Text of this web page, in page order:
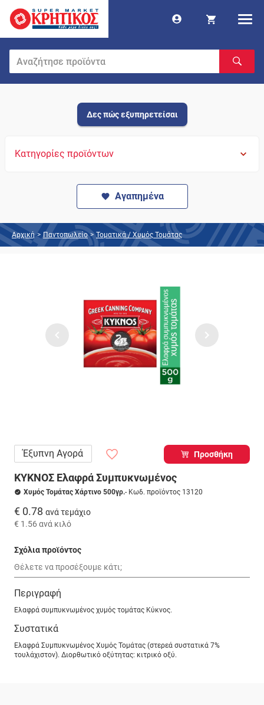
Δες πώς εξυπηρετείσαι
Κατηγορίες προϊόντων
Αγαπημένα
Αρχική > Παντοπωλείο > Τοματικά / Χυμός Τομάτας
Έξυπνη Αγορά Προσθήκη
ΚΥΚΝΟΣ Ελαφρά Συμπυκνωμένος
Χυμός Τομάτας Χάρτινο 500γρ.- Κωδ. προϊόντος 13120
€ 0.78 ανά τεμάχιο
€ 1.56 ανά κιλό
Σχόλια προϊόντος
Περιγραφή
Ελαφρά συμπυκνωμένος χυμός τομάτας Κύκνος.
Συστατικά
Ελαφρά Συμπυκνωμένος Χυμός Τομάτας (στερεά συστατικά 7%
τουλάχιστον). Διορθωτικό οξύτητας: κιτρικό οξύ.